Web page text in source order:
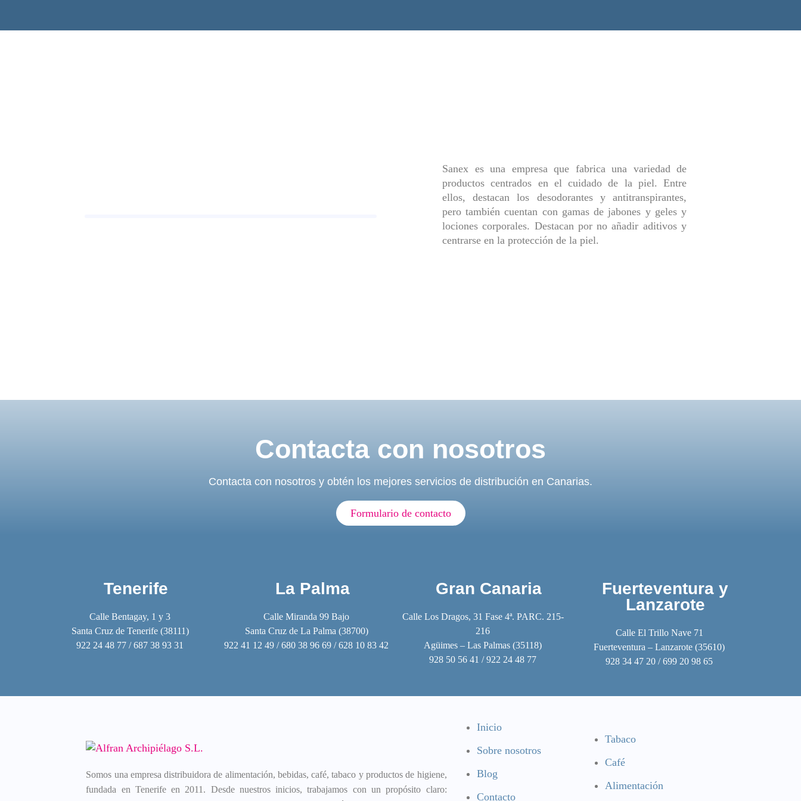
Sanex es una empresa que fabrica una variedad de
productos centrados en el cuidado de la piel. Entre
ellos, destacan los desodorantes y antitranspirantes,
pero también cuentan con gamas de jabones y geles y
lociones corporales. Destacan por no añadir aditivos y
centrarse en la protección de la piel.
Contacta con nosotros
Contacta con nosotros y obtén los mejores servicios de distribución en Canarias.
Formulario de contacto
Tenerife
Calle Bentagay, 1 y 3
Santa Cruz de Tenerife (38111)
922 24 48 77 / 687 38 93 31
La Palma
Calle Miranda 99 Bajo
Santa Cruz de La Palma (38700)
922 41 12 49 / 680 38 96 69 / 628 10 83 42
Gran Canaria
Calle Los Dragos, 31 Fase 4ª. PARC. 215-
216
Agüimes – Las Palmas (35118)
928 50 56 41 / 922 24 48 77
Fuerteventura y
Lanzarote
Calle El Trillo Nave 71
Fuerteventura – Lanzarote (35610)
928 34 47 20 / 699 20 98 65
Somos una empresa distribuidora de alimentación, bebidas, café, tabaco y productos de higiene,
fundada en Tenerife en 2011. Desde nuestros inicios, trabajamos con un propósito claro:
Inicio
Sobre nosotros
Blog
Contacto
Tabaco
Café
Alimentación